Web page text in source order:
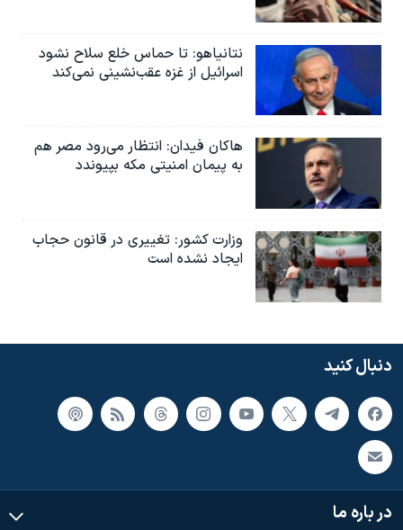
نتانیاهو: تا حماس خلع سلاح نشود
اسرائیل از غزه عقب‌نشینی نمی‌کند
هاکان فیدان: انتظار می‌رود مصر هم
به پیمان امنیتی مکه بپیوندد
وزارت کشور: تغییری در قانون حجاب
ایجاد نشده است
دنبال کنید
در باره ما